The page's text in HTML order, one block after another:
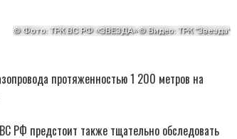
протяженностью 1 200 метров на
РФ предстоит также тщательно обследовать